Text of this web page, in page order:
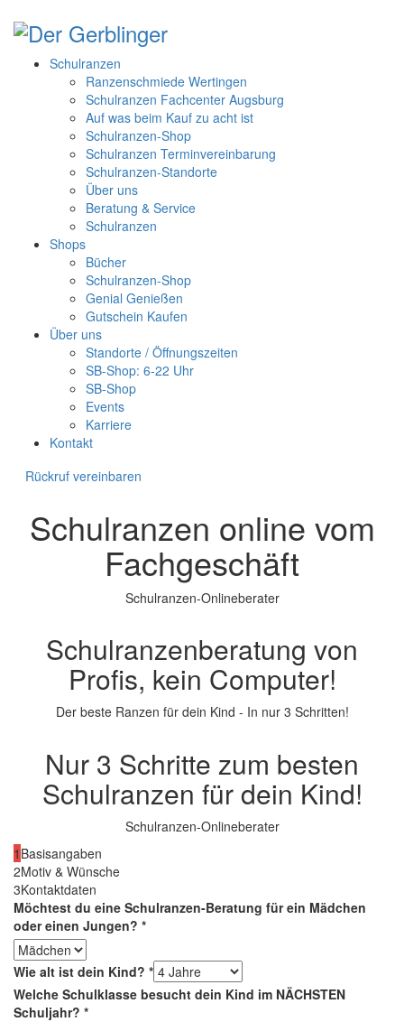
Schulranzen
Ranzenschmiede Wertingen
Schulranzen Fachcenter Augsburg
Auf was beim Kauf zu acht ist
Schulranzen-Shop
Schulranzen Terminvereinbarung
Schulranzen-Standorte
Über uns
Beratung & Service
Schulranzen
Shops
Bücher
Schulranzen-Shop
Genial Genießen
Gutschein Kaufen
Über uns
Standorte / Öffnungszeiten
SB-Shop: 6-22 Uhr
SB-Shop
Events
Karriere
Kontakt
Rückruf vereinbaren
Schulranzen online vom
Fachgeschäft
Schulranzen-Onlineberater
Schulranzenberatung von
Profis, kein Computer!
Der beste Ranzen für dein Kind - In nur 3 Schritten!
Nur 3 Schritte zum besten
Schulranzen für dein Kind!
Schulranzen-Onlineberater
1 Basisangaben
2Motiv & Wünsche
3Kontaktdaten
Möchtest du eine Schulranzen-Beratung für ein Mädchen
oder einen Jungen? *
Wie alt ist dein Kind? *
Welche Schulklasse besucht dein Kind im NÄCHSTEN
Schuljahr? *